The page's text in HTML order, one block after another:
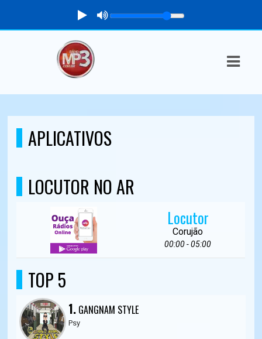
APLICATIVOS
LOCUTOR NO AR
Locutor
Corujão
00:00 - 05:00
TOP 5
1. GANGNAM STYLE
Psy